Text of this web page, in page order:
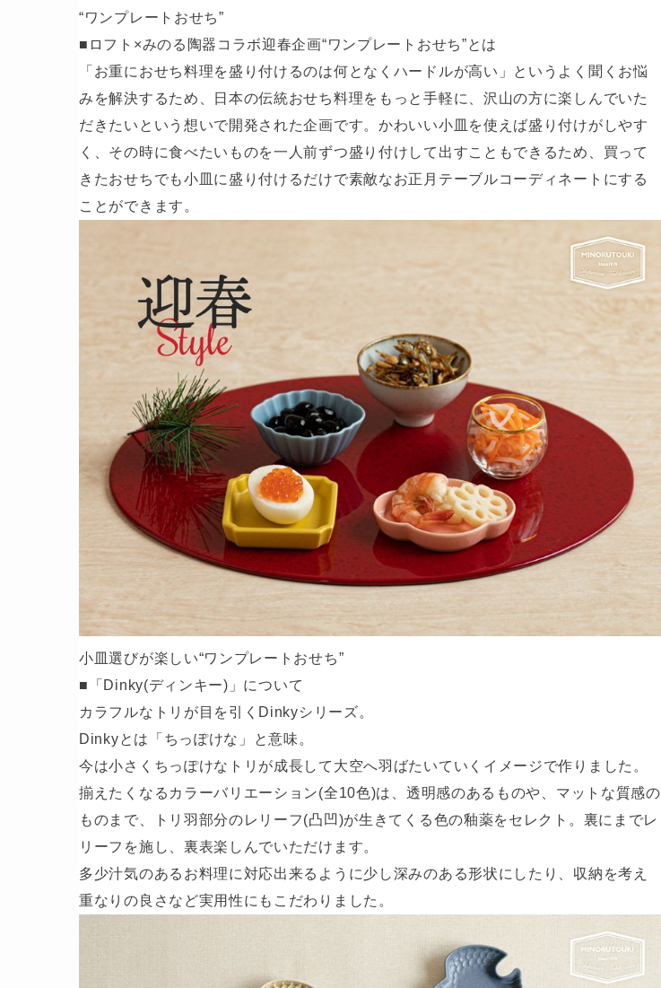
“ワンプレートおせち”
■ロフト×みのる陶器コラボ迎春企画“ワンプレートおせち”とは
「お重におせち料理を盛り付けるのは何となくハードルが高い」というよく聞くお悩
みを解決するため、日本の伝統おせち料理をもっと手軽に、沢山の方に楽しんでいた
だきたいという想いで開発された企画です。かわいい小皿を使えば盛り付けがしやす
く、その時に食べたいものを一人前ずつ盛り付けして出すこともできるため、買って
きたおせちでも小皿に盛り付けるだけで素敵なお正月テーブルコーディネートにする
ことができます。
小皿選びが楽しい“ワンプレートおせち”
■「Dinky(ディンキー)」について
カラフルなトリが目を引くDinkyシリーズ。
Dinkyとは「ちっぽけな」と意味。
今は小さくちっぽけなトリが成長して大空へ羽ばたいていくイメージで作りました。
揃えたくなるカラーバリエーション(全10色)は、透明感のあるものや、マットな質感の
ものまで、トリ羽部分のレリーフ(凸凹)が生きてくる色の釉薬をセレクト。裏にまでレ
リーフを施し、裏表楽しんでいただけます。
多少汁気のあるお料理に対応出来るように少し深みのある形状にしたり、収納を考え
重なりの良さなど実用性にもこだわりました。